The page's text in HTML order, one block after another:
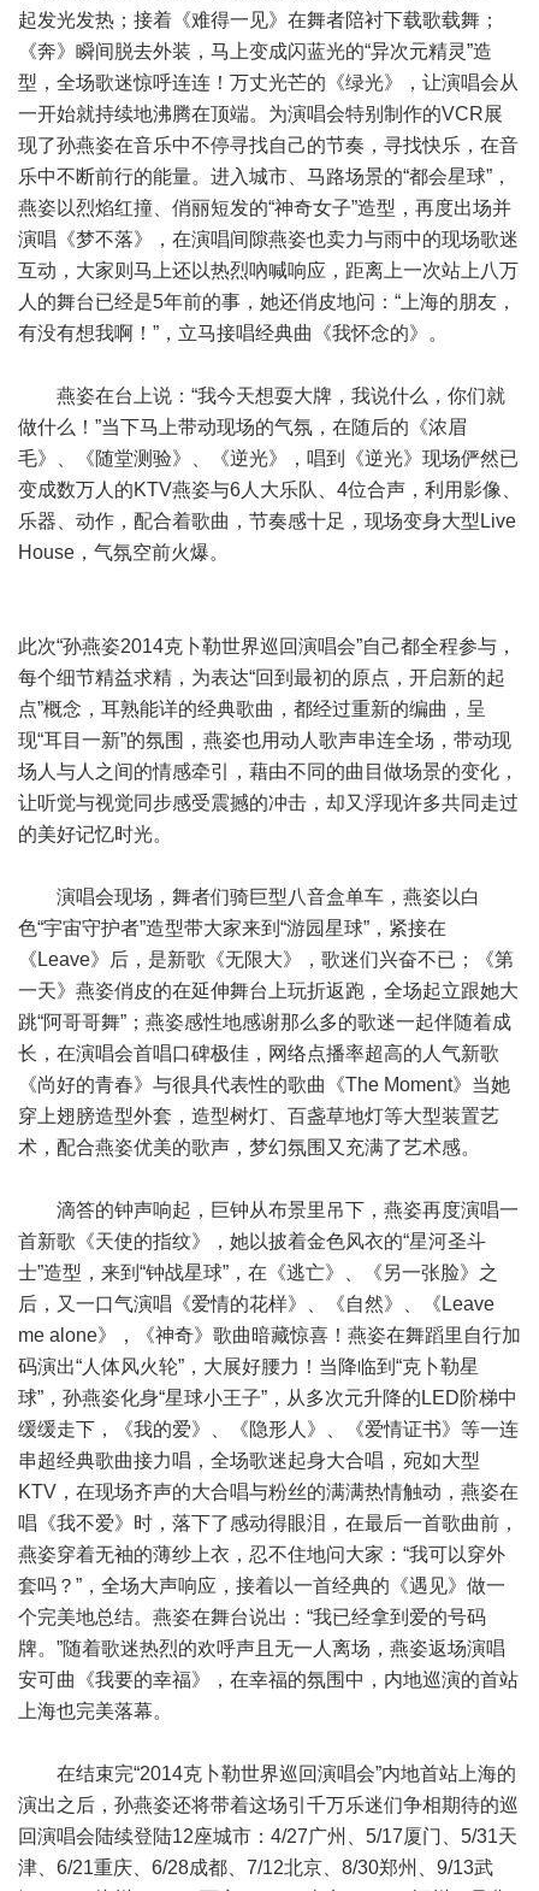
起发光发热；接着《难得一见》在舞者陪衬下载歌载舞；
《奔》瞬间脱去外装，马上变成闪蓝光的“异次元精灵”造
型，全场歌迷惊呼连连！万丈光芒的《绿光》，让演唱会从
一开始就持续地沸腾在顶端。为演唱会特别制作的VCR展
现了孙燕姿在音乐中不停寻找自己的节奏，寻找快乐，在音
乐中不断前行的能量。进入城市、马路场景的“都会星球”，
燕姿以烈焰红撞、俏丽短发的“神奇女子”造型，再度出场并
演唱《梦不落》，在演唱间隙燕姿也卖力与雨中的现场歌迷
互动，大家则马上还以热烈吶喊响应，距离上一次站上八万
人的舞台已经是5年前的事，她还俏皮地问：“上海的朋友，
有没有想我啊！”，立马接唱经典曲《我怀念的》。
燕姿在台上说：“我今天想耍大牌，我说什么，你们就
做什么！”当下马上带动现场的气氛，在随后的《浓眉
毛》、《随堂测验》、《逆光》，唱到《逆光》现场俨然已
变成数万人的KTV燕姿与6人大乐队、4位合声，利用影像、
乐器、动作，配合着歌曲，节奏感十足，现场变身大型Live
House，气氛空前火爆。
此次“孙燕姿2014克卜勒世界巡回演唱会”自己都全程参与，
每个细节精益求精，为表达“回到最初的原点，开启新的起
点”概念，耳熟能详的经典歌曲，都经过重新的编曲，呈
现“耳目一新”的氛围，燕姿也用动人歌声串连全场，带动现
场人与人之间的情感牵引，藉由不同的曲目做场景的变化，
让听觉与视觉同步感受震撼的冲击，却又浮现许多共同走过
的美好记忆时光。
演唱会现场，舞者们骑巨型八音盒单车，燕姿以白
色“宇宙守护者”造型带大家来到“游园星球”，紧接在
《Leave》后，是新歌《无限大》，歌迷们兴奋不已；《第
一天》燕姿俏皮的在延伸舞台上玩折返跑，全场起立跟她大
跳“阿哥哥舞”；燕姿感性地感谢那么多的歌迷一起伴随着成
长，在演唱会首唱口碑极佳，网络点播率超高的人气新歌
《尚好的青春》与很具代表性的歌曲《The Moment》当她
穿上翅膀造型外套，造型树灯、百盏草地灯等大型装置艺
术，配合燕姿优美的歌声，梦幻氛围又充满了艺术感。
滴答的钟声响起，巨钟从布景里吊下，燕姿再度演唱一
首新歌《天使的指纹》，她以披着金色风衣的“星河圣斗
士”造型，来到“钟战星球”，在《逃亡》、《另一张脸》之
后，又一口气演唱《爱情的花样》、《自然》、《Leave
me alone》，《神奇》歌曲暗藏惊喜！燕姿在舞蹈里自行加
码演出“人体风火轮”，大展好腰力！当降临到“克卜勒星
球”，孙燕姿化身“星球小王子”，从多次元升降的LED阶梯中
缓缓走下，《我的爱》、《隐形人》、《爱情证书》等一连
串超经典歌曲接力唱，全场歌迷起身大合唱，宛如大型
KTV，在现场齐声的大合唱与粉丝的满满热情触动，燕姿在
唱《我不爱》时，落下了感动得眼泪，在最后一首歌曲前，
燕姿穿着无袖的薄纱上衣，忍不住地问大家：“我可以穿外
套吗？”，全场大声响应，接着以一首经典的《遇见》做一
个完美地总结。燕姿在舞台说出：“我已经拿到爱的号码
牌。”随着歌迷热烈的欢呼声且无一人离场，燕姿返场演唱
安可曲《我要的幸福》，在幸福的氛围中，内地巡演的首站
上海也完美落幕。
在结束完“2014克卜勒世界巡回演唱会”内地首站上海的
演出之后，孙燕姿还将带着这场引千万乐迷们争相期待的巡
回演唱会陆续登陆12座城市：4/27广州、5/17厦门、5/31天
津、6/21重庆、6/28成都、7/12北京、8/30郑州、9/13武